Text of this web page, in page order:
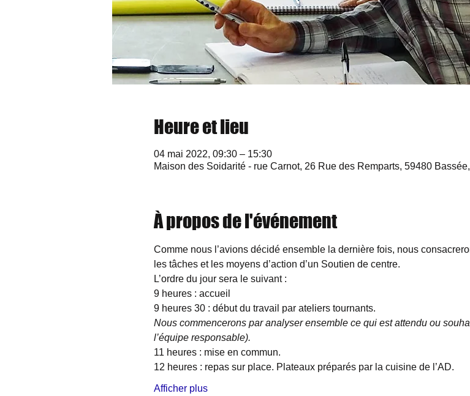
Heure et lieu
04 mai 2022, 09:30 – 15:30
Maison des Soidarité - rue Carnot, 26 Rue des Remparts, 59480
À propos de l'événement
Comme nous l’avions décidé ensemble la dernière fois, nous
les tâches et les moyens d’action d’un Soutien de centre.
L’ordre du jour sera le suivant :
9 heures : accueil
9 heures 30 : début du travail par ateliers tournants.
Nous commencerons par analyser ensemble ce qui est attendu ou
l’équipe responsable).
11 heures : mise en commun.
12 heures : repas sur place. Plateaux préparés par la cuisine de l’AD.
Afficher plus